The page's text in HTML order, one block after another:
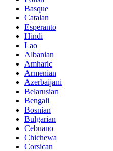
Basque
Catalan
Esperanto
Hindi
Lao
Albanian
Amharic
Armenian
Azerbaijani
Belarusian
Bengali
Bosnian
Bulgarian
Cebuano
Chichewa
Corsican